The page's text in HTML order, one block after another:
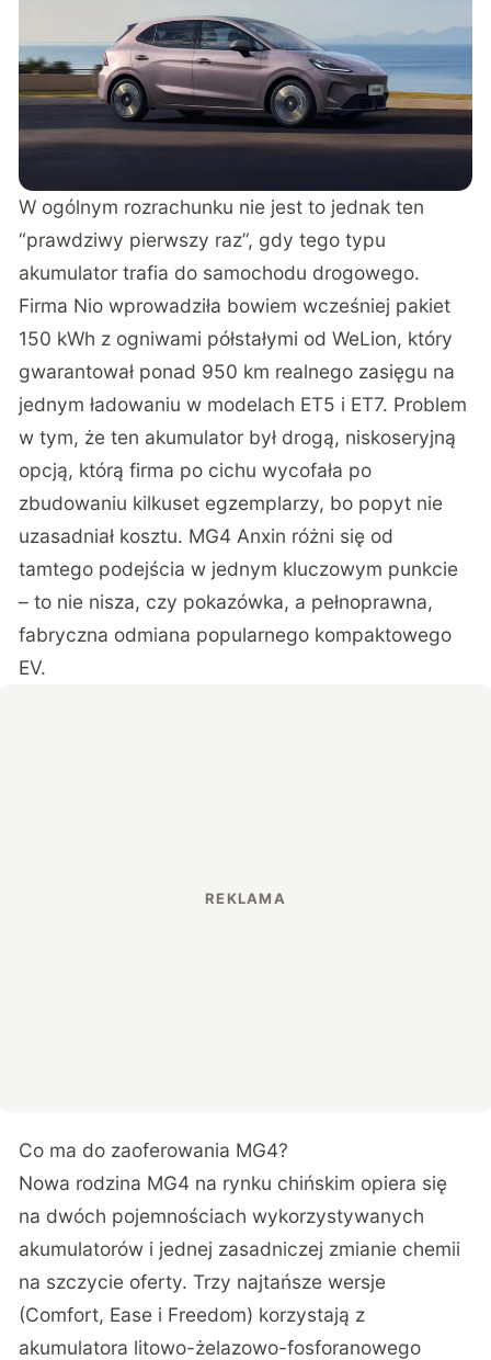
W ogólnym rozrachunku nie jest to jednak ten
“prawdziwy pierwszy raz”, gdy tego typu
akumulator trafia do samochodu drogowego.
Firma Nio wprowadziła bowiem wcześniej pakiet
150 kWh z ogniwami półstałymi od WeLion, który
gwarantował ponad 950 km realnego zasięgu na
jednym ładowaniu w modelach ET5 i ET7. Problem
w tym, że ten akumulator był drogą, niskoseryjną
opcją, którą firma po cichu wycofała po
zbudowaniu kilkuset egzemplarzy, bo popyt nie
uzasadniał kosztu. MG4 Anxin różni się od
tamtego podejścia w jednym kluczowym punkcie
– to nie nisza, czy pokazówka, a pełnoprawna,
fabryczna odmiana popularnego kompaktowego
EV.
Co ma do zaoferowania MG4?
Nowa rodzina MG4 na rynku chińskim opiera się
na dwóch pojemnościach wykorzystywanych
akumulatorów i jednej zasadniczej zmianie chemii
na szczycie oferty. Trzy najtańsze wersje
(Comfort, Ease i Freedom) korzystają z
akumulatora litowo-żelazowo-fosforanowego